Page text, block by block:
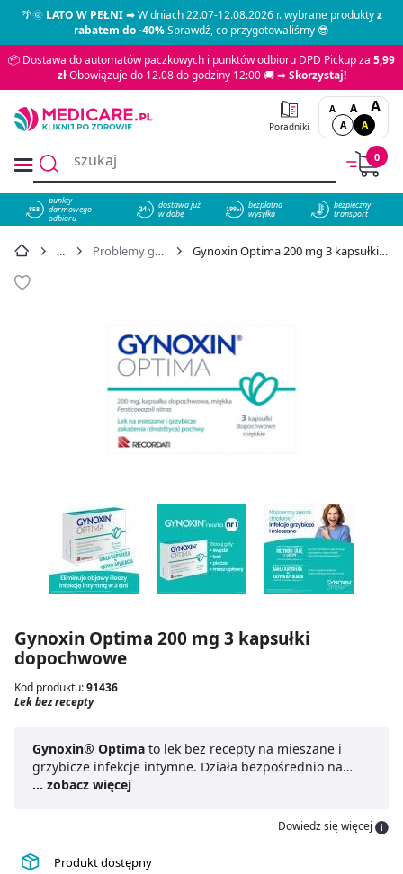
🌴🌞LATO W PEŁNI➡ W dniach 22.07-12.08.2026 r. wybrane produktyz
rabatem do -40%Sprawdź, co przygotowaliśmy 😎
📦 Dostawa do automatów paczkowych i punktów odbioru DPD Pickup za 5,99
złObowiązuje do 12.08 do godziny 12:00 🚚 ➡Skorzystaj!
Poradniki
A A A
A A
0
858
punkty
darmowego
odbioru
dostawa już
w dobę
bezpłatna
wysyłka
bezpieczny
transport
Problemy ginekologiczne Gynoxin Optima 200 mg 3 kapsułki dopochwowe - cena 32,49 zł
Gynoxin Optima 200 mg 3 kapsułki
dopochwowe
Kod produktu:91436
Lek bez recepty
Gynoxin® Optima to lek bez recepty na mieszane i
grzybicze infekcje intymne. Działa bezpośrednio na
przyczynę infekcji.
pochodną imidazolu o szerokim zakresie działania
na bakterie Gram-dodatnie i Gram-ujemne.
... zobacz więcej
Dowiedz się więcej
Produkt dostępny